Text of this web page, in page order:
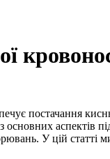
постачання
аспектів
У цій